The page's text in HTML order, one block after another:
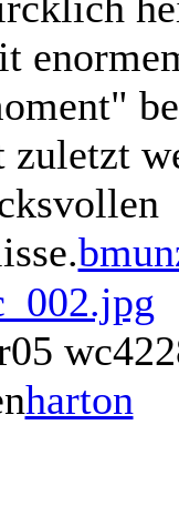
zuletzt
wc
harton